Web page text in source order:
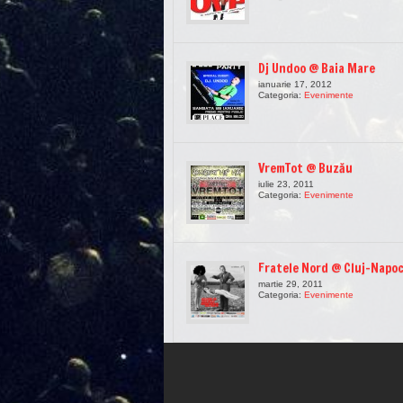
Dj Undoo @ Baia Mare
ianuarie 17, 2012
Categoria: Evenimente
VremTot @ Buzău
iulie 23, 2011
Categoria: Evenimente
Fratele Nord @ Cluj-
martie 29, 2011
Categoria: Evenimente